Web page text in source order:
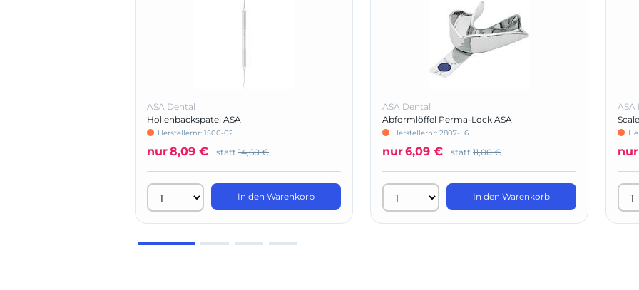
ASA Dental
Hollenbackspatel ASA
Herstellernr: 1500-02
nur8,09 € statt 14,60 €
In den Warenkorb
ASA Dental
Abformlöffel Perma-Lock ASA
Herstellernr: 2807-L6
nur6,09 € statt 11,00 €
In den Warenkorb
ASA
nur